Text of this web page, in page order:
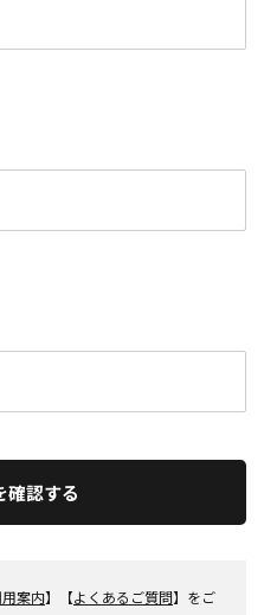
確認する
用案内】【よくあるご質問】をご